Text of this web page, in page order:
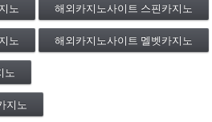
노 해외카지노사이트 스핀카지노
노 해외카지노사이트 멜벳카지노
노
지노